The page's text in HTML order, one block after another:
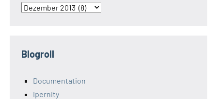
Archiv
Blogroll
Documentation
Ipernity